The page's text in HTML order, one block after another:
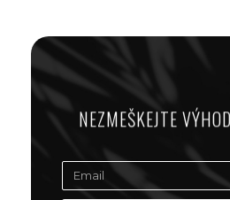
NEZMEŠKEJTE